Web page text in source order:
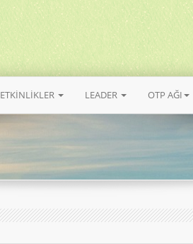
ETKİNLİKLER LEADER OTP AĞI